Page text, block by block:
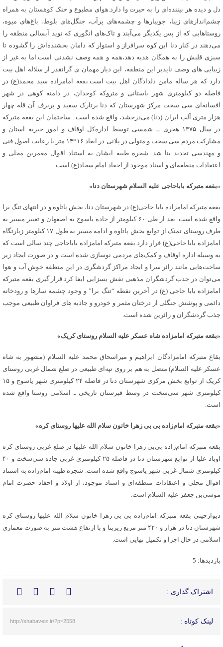
دل و دیده هر بیننده‌ای را به حیرت وا دارد.هوای مطبوع و خنک کوهستان به همراه
چشم‌اندازهای زیبا، جویبارها و چشمه‌های پرآب، جنگل‌های بلوط، باغ‌های میوه،
روستاهایی که از پس یکدیگر می‌آیند و تاک‌های انگوری که نوید آبسالی منطقه را
می‌دهند در کنار دنا این کوه سرافراز و استوار که دامان بخشنده‌اش را گشوده تا
سبزی قلبش را به همگان هدیه دهد،همه و همه وصف نشدنی است.اما به غیر از
زیبایی های وصف ناپذیر این منطقه، این دیار مهمان ی گرانقدر از سلاله اهل بیت
دارد که هر ساله مامن دلدادگان اهل بیت است.بقعه امامزاده سید محمد(ع) در
فاصله دو کیلومتری شهر باستانی و متروکه کوخدان، در دامنه کوهی در شهر
افسانه‌ای سی سخت مرکز شهرستان که دنا برتارک سفید و پربرف آن قله چهار
هزار متری آلپ ایران (دنا) می‌درخشد، واقع شده است . ساختمان این بقعه متبرکه
در سال ۱۳۷۵ هجری ــ شمسی توسط اداره‌کل اوقاف و امور خیریه استان و
مشارکت مردم سی سخت و متولی در پلانی در ابعاد ۱۶*۱۴ متر با رعایت اصول فنی
و مهندسی تجدید بنا شد. شجره طیبه ایشان به استناد اقوال معمرین محلی و
اعتقادات منطقه‌ای و اسناد موجود از احفاد امام سجاد‌(ع) است.
«بقعه متبرکه باباحاجی علیه السلام شهرستان دنا»
بقعه متبرکه امامزاده بابا حاجی(ع) در شهرستان دنا، بخش پاتاوه و در انتهای تنگ برا
واقع شده است. بعد از طی ۶۰ کیلومتر از جاده یاسوج به اصفهان و تغییر مسیر به
طرف روستای تمنک از توابع بخش پاتاوه و ادامه مسیر به طول ۱۷ کیلومتر زیارتگاه
امامزاده بابا حاجی(ع) قرار دارد.بقعه متبرکه امامزاده باباحاجی چند سالی است که
به وسیله اداره اوقاف و کمک‌های مردمی نوسازی شده است و در صورت ایجاد زیر
ساخت‌هایی مانند زائر سرا و ایجاد مراکز گردشگری در این منطقه خوش آب و هوا
می‌توان در جذب گردشگران مذهبی نقش بسزایی ایفا کرد.قرار گیری بقعه متبرکه
امامزاده بابا حاجی (ع) در آخرین نقطه “تنگ برا” و وجود چشمه سارها و رودخانه
دائمی و پوشش جنگلی از درختان مثمر و خودرو و جاذبه های فراوان طبیعی موجب
جذب گردشگران و زائرین شده است.
«بقعه متبرکه امامزاده شاه عسکر علیه السلام روستای کریک»
بقاع متبرکه امامزادگان ابراهیم و میراسحاق محمد علیه السلام (مشهور به شاه
عسکر علیه السلام) متصل به هم بر روی تپه‌ای طبیعی در ضلع شمال غربی روستای
کریک از توابع بخش مرکزی شهرستان دنا در فاصله ۲۴ کیلومتری شهر یاسوج و ۱۵
کیلومتری شهر سی‌سخت در وسط قبرستان تاریخی ـ اسلامی روستا واقع شده
است.
«بقعه متبرکه امام‌زاده بی بی زهرا خاتون سلام الله علیها روستای کره»
بقعه متبرکه امام‌زاده بی‌بی زهرا خاتون سلام الله علیها در ضلع غربی روستای کره
اوباد علیا از توابع شهرستان دنا در فاصله ۲۵ کیلومتری غربی جاده سی‌سخت و ۴۰
کیلومتری شمال غربی شهر یاسوج واقع شده است. شجره طیبه امام‌زاده به استناد
اقوال محلی و اعتقادات منطقه‌ای و اسناد موجود‌، از اولاد و احفاد حضرت امام
موسی‌بن جعفر‌ علیه السلام است.
دیوارچینی بقعه متبرکه امام‌زاده بی بی زهرا خاتون سلام الله علیها روستای کره
شهرستان دنا در هزار و ۴۲۰ متر مربع زیربنا و با ارتفاع هشت متر به صورت معماری
اسلامی در حال اجرا و تکمیل نهایی است.
بازدیدها: 5
اشتراک گذاری :
لینک کوتاه : http://shabaveiz.ir/?p=2558